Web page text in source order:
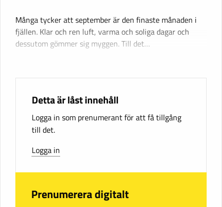
Många tycker att september är den finaste månaden i
fjällen. Klar och ren luft, varma och soliga dagar och
dessutom gömmer sig myggen. Till det…
Detta är låst innehåll
Logga in som prenumerant för att få tillgång
till det.
Logga in
Prenumerera digitalt